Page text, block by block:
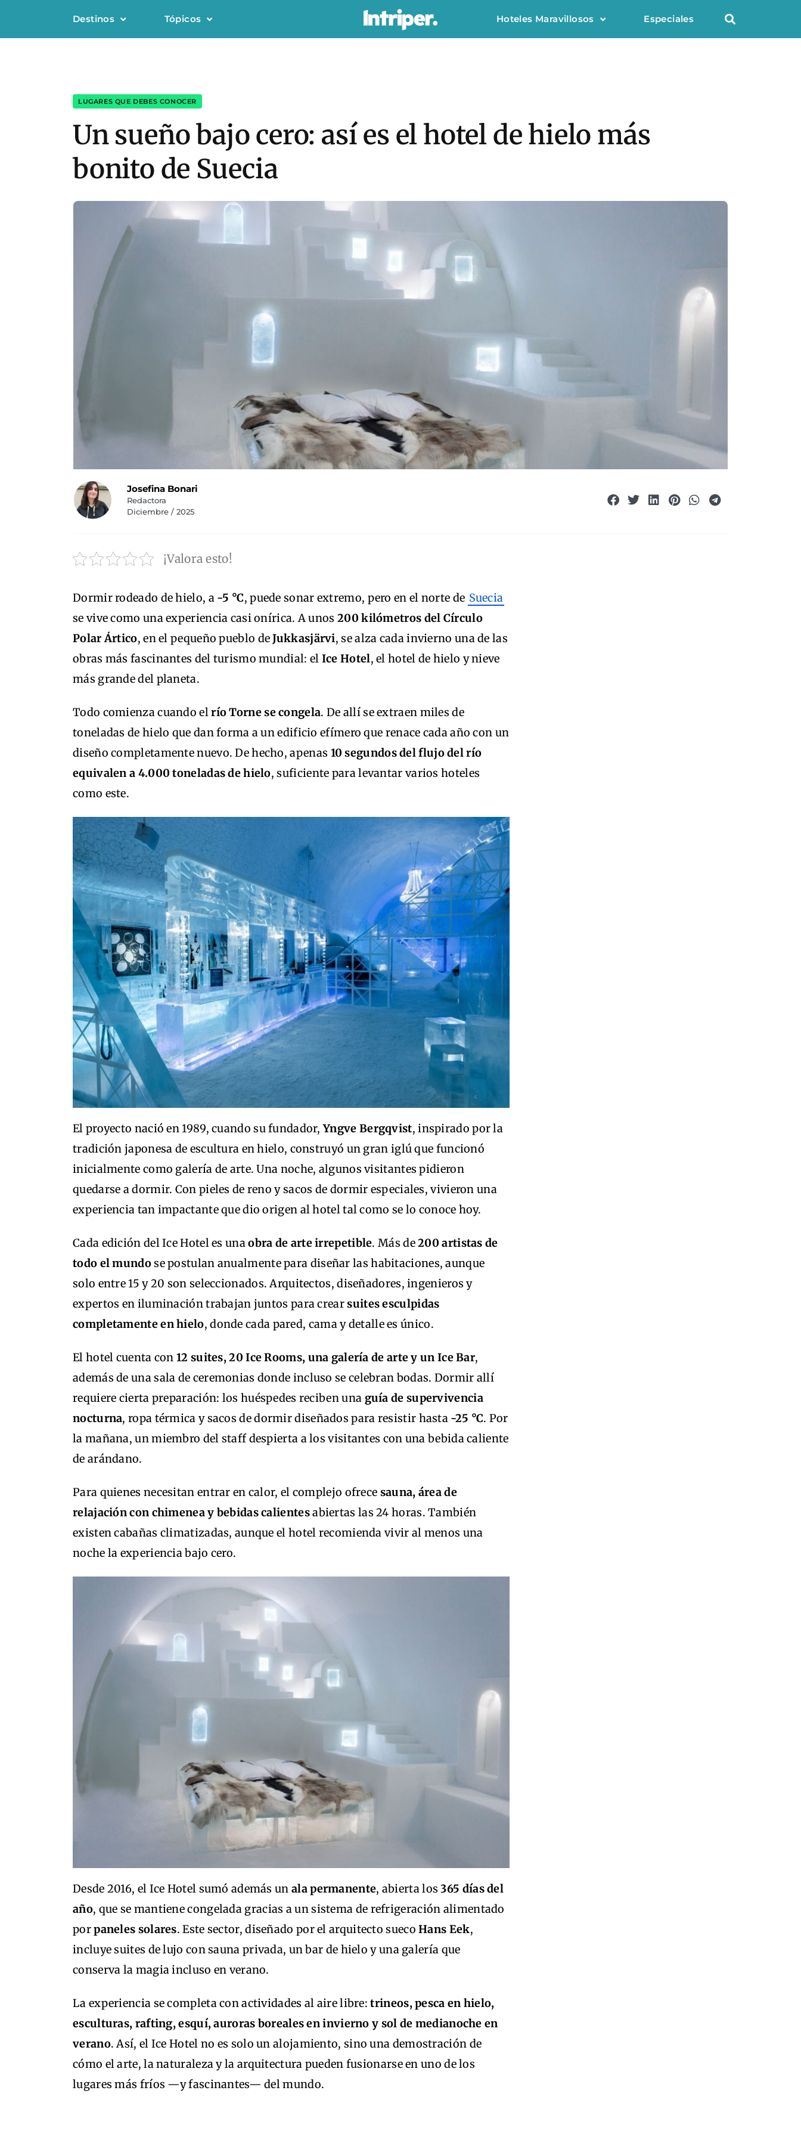
Destinos Tópicos Hoteles Maravillosos Especiales
LUGARES QUE DEBES CONOCER
Un sueño bajo cero: así es el hotel de hielo más
bonito de Suecia
Josefina Bonari
Redactora
Diciembre / 2025
¡Valora esto!
Dormir rodeado de hielo, a -5 °C, puede sonar extremo, pero en el norte de Suecia
se vive como una experiencia casi onírica. A unos 200 kilómetros del Círculo
Polar Ártico, en el pequeño pueblo deJukkasjärvi, se alza cada invierno una de las
obras más fascinantes del turismo mundial: el Ice Hotel, el hotel de hielo y nieve
más grande del planeta.
Todo comienza cuando elrío Torne se congela. De allí se extraen miles de
toneladas de hielo que dan forma a un edificio efímero que renace cada año con un
diseño completamente nuevo. De hecho, apenas 10 segundos del flujo del río
equivalen a 4.000 toneladas de hielo, suficiente para levantar varios hoteles
como este.
El proyecto nació en 1989, cuando su fundador,Yngve Bergqvist, inspirado por la
tradición japonesa de escultura en hielo, construyó un gran iglú que funcionó
inicialmente como galería de arte. Una noche, algunos visitantes pidieron
quedarse a dormir. Con pieles de reno y sacos de dormir especiales, vivieron una
experiencia tan impactante que dio origen al hotel tal como se lo conoce hoy.
Cada edición del Ice Hotel es unaobra de arte irrepetible. Más de200 artistas de
todo el mundose postulan anualmente para diseñar las habitaciones, aunque
solo entre 15 y 20 son seleccionados. Arquitectos, diseñadores, ingenieros y
expertos en iluminación trabajan juntos para crearsuites esculpidas
completamente en hielo, donde cada pared, cama y detalle es único.
El hotel cuenta con 12 suites, 20 Ice Rooms, una galería de arte y un Ice Bar,
además de una sala de ceremonias donde incluso se celebran bodas. Dormir allí
requiere cierta preparación: los huéspedes reciben una guía de supervivencia
nocturna, ropa térmica y sacos de dormir diseñados para resistir hasta -25 °C. Por
la mañana, un miembro del staff despierta a los visitantes con una bebida caliente
de arándano.
Para quienes necesitan entrar en calor, el complejo ofrece sauna, área de
relajación con chimenea y bebidas calientesabiertas las 24 horas. También
existen cabañas climatizadas, aunque el hotel recomienda vivir al menos una
noche la experiencia bajo cero.
Desde 2016, el Ice Hotel sumó además un ala permanente, abierta los365 días del
año, que se mantiene congelada gracias a un sistema de refrigeración alimentado
porpaneles solares. Este sector, diseñado por el arquitecto suecoHans Eek,
incluye suites de lujo con sauna privada, un bar de hielo y una galería que
conserva la magia incluso en verano.
La experiencia se completa con actividades al aire libre:trineos, pesca en hielo,
esculturas, rafting, esquí, auroras boreales en invierno y sol de medianoche en
verano. Así, el Ice Hotel no es solo un alojamiento, sino una demostración de
cómo el arte, la naturaleza y la arquitectura pueden fusionarse en uno de los
lugares más fríos —y fascinantes— del mundo.